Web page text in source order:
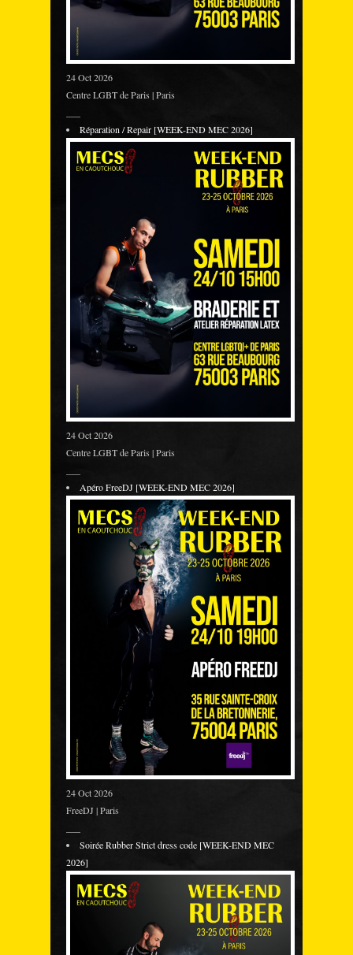
24 Oct 2026
Centre LGBT de Paris | Paris
Réparation / Repair [WEEK-END MEC 2026]
24 Oct 2026
Centre LGBT de Paris | Paris
Apéro FreeDJ [WEEK-END MEC 2026]
24 Oct 2026
FreeDJ | Paris
Soirée Rubber Strict dress code [WEEK-END MEC
2026]